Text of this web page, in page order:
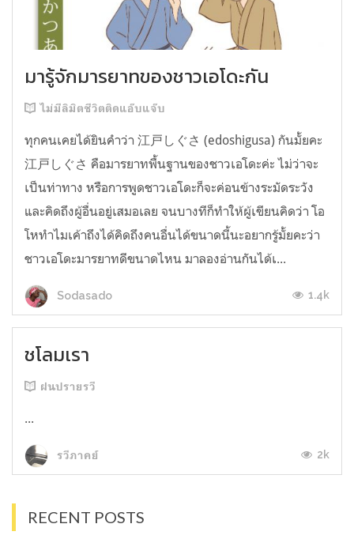
มารู้จักมารยาทของชาวเอโดะกัน
ไม่มีลิมิตชีวิตติดแอ๊บแจ๊บ
ทุกคนเคยได้ยินคำว่า 江戸しぐさ (edoshigusa) กันมั้ยคะ
江戸しぐさ คือมารยาทพื้นฐานของชาวเอโดะค่ะ ไม่ว่าจะ
เป็นท่าทาง หรือการพูดชาวเอโดะก็จะค่อนข้างระมัดระวัง
และคิดถึงผู้อื่นอยู่เสมอเลย จนบางทีก็ทำให้ผู้เขียนคิดว่า โอ
โหทำไมเค้าถึงได้คิดถึงคนอื่นได้ขนาดนี้นะอยากรู้มั้ยคะว่า
ชาวเอโดะมารยาทดีขนาดไหน มาลองอ่านกันได้เ...
Sodasado 1.4k
ชโลมเรา
ฝนปรายรวี
...
รวีภาคย์ 2k
RECENT POSTS